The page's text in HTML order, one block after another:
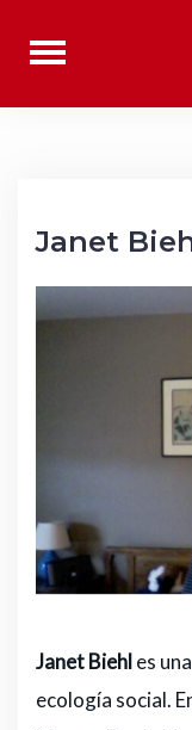
Janet
Janet Biehles
ecología social.